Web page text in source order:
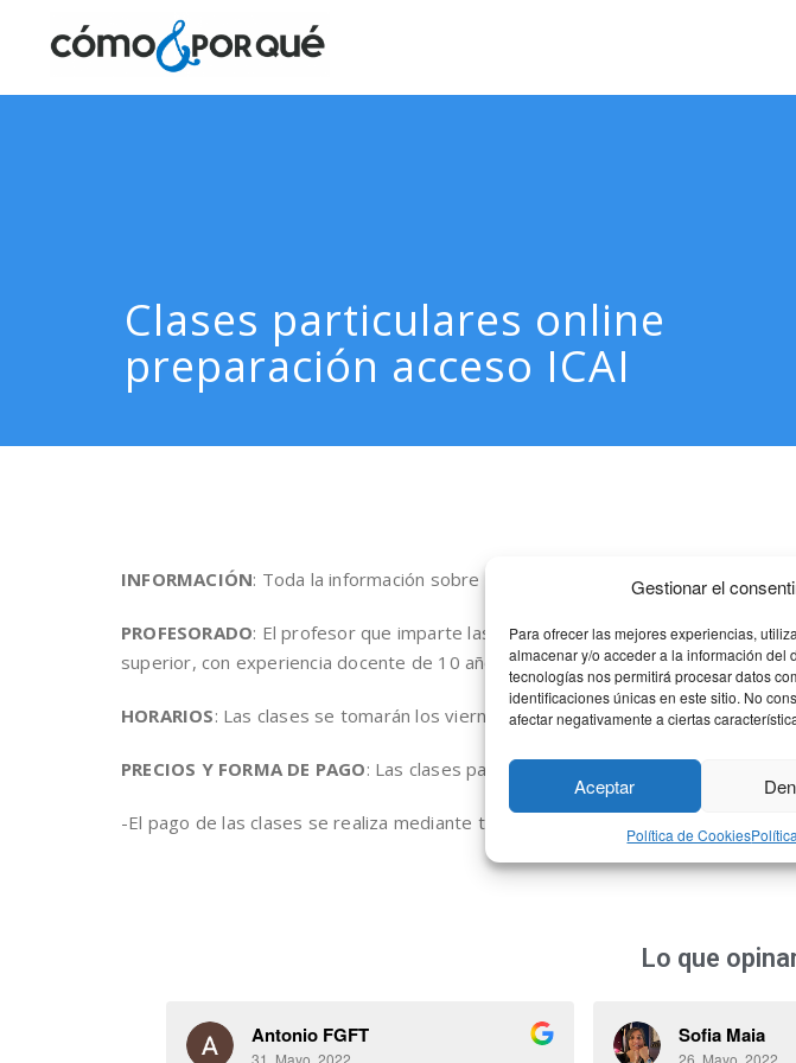
Gestionar el
Para ofrecer las mejores experiencias,
almacenar y/o acceder a la información del
tecnologías nos permitirá procesar datos
identificaciones únicas en este sitio. No
afectar negativamente a ciertas
Aceptar
Política de Cookies
Clases particulares online
preparación acceso ICAI
INFORMACIÓN: Toda la información sobre la prueba se encuentra en el blog,
PROFESORADO: El profesor que imparte las clases, José María, es el mismo
superior, con experiencia docente de 10 años y Máster en formación del
HORARIOS: Las clases se tomarán los viernes en horario de 15 a 19h y los
PRECIOS Y FORMA DE PAGO: Las clases particulares tienen un precio de 45
-El pago de las clases se realiza mediante transferencia bancaria.
Lo que
Antonio FGFT
31. Mayo, 2022.
Sofia Maia
26. Mayo, 2022.